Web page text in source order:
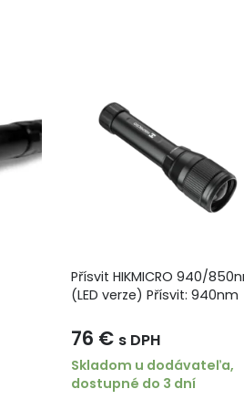
Přísvit HIKMICRO 940/
(LED verze) Přísvit: 940nm
76 € s DPH
Skladom u dodávateľa,
dostupné do 3 dní